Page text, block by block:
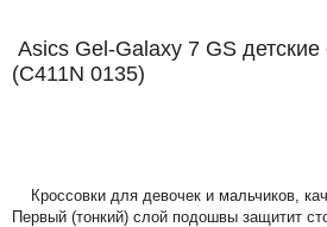
Asics Gel-Galaxy 7 GS
(C411N 0135)
Кроссовки для девочек и мальчиков,
Первый (тонкий) слой подошвы защитит